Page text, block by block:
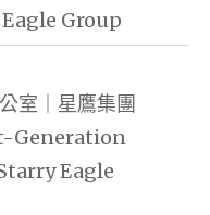
Group
室｜星鷹集團
Generation
Eagle